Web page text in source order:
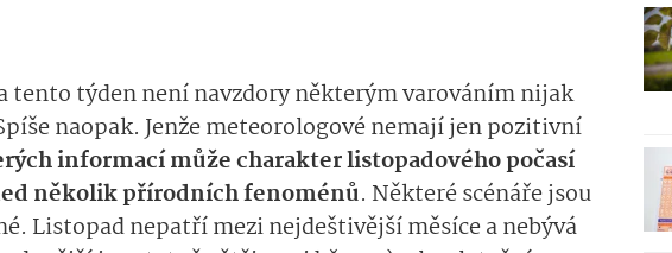
tento týden není navzdory některým varováním nijak
naopak. Jenže meteorologové nemají jen pozitivní
informací může charakter listopadového počasí
několik přírodních fenoménů. Některé scénáře jsou
Listopad nepatří mezi nejdeštivější měsíce a nebývá